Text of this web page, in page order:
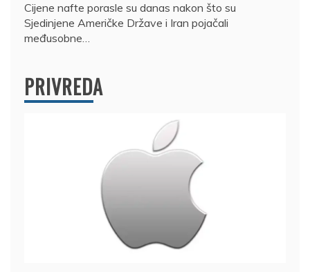
Cijene nafte porasle su danas nakon što su
Sjedinjene Američke Države i Iran pojačali
međusobne…
PRIVREDA